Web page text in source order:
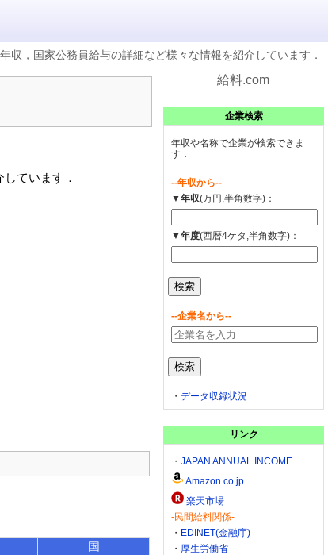
，国家公務員給与の詳細など様々な情報を紹介しています．
ています．
国
給料.com
企業検索
年収や名称で企業が検索できま
す．
--年収から--
▼年収(万円,半角数字)：
▼年度(西暦4ケタ,半角数字)：
--企業名から--
・ データ収録状況
リンク
・ JAPAN ANNUAL INCOME
Amazon.co.jp
楽天市場
-民間給料関係-
・ EDINET(金融庁)
・ 厚生労働省